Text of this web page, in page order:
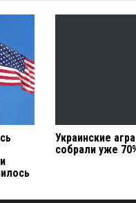
Украинские
собрали уже